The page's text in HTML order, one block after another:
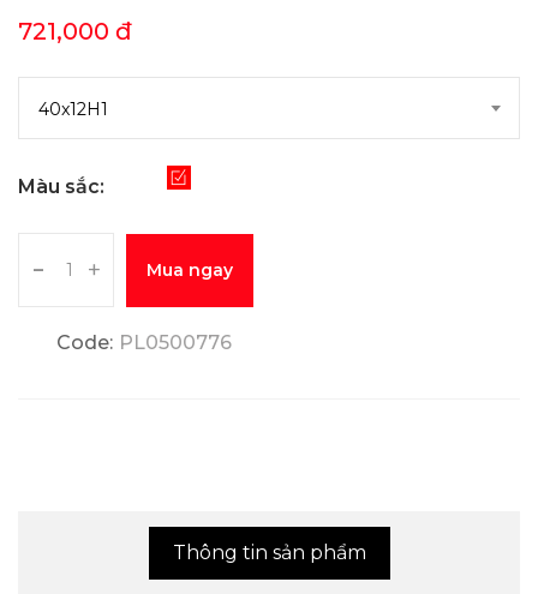
721,000 đ
40x12H1
Màu sắc:
- + Mua ngay
Code: PL0500776
Thông tin sản phẩm